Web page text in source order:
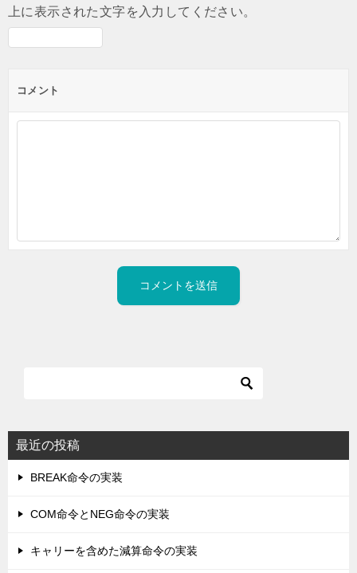
上に表示された文字を入力してください。
コメント
最近の投稿
BREAK命令の実装
COM命令とNEG命令の実装
キャリーを含めた減算命令の実装